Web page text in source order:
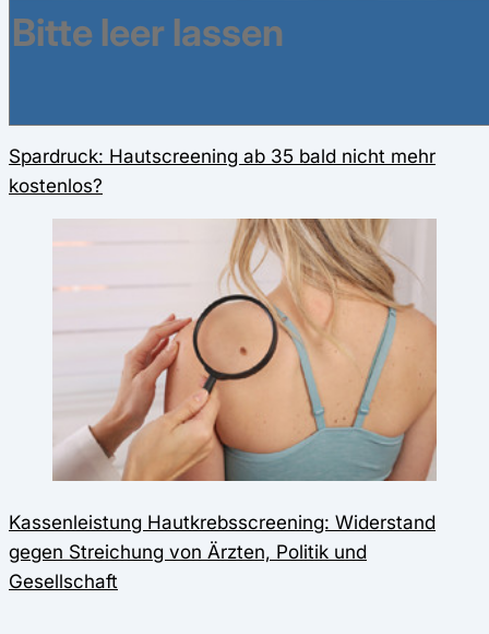
Spardruck: Hautscreening ab 35 bald nicht mehr
kostenlos?
Kassenleistung Hautkrebsscreening: Widerstand
gegen Streichung von Ärzten, Politik und
Gesellschaft